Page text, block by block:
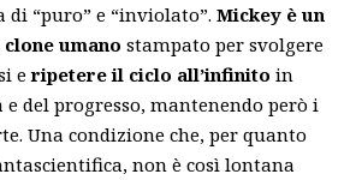
di “puro” e “inviolato”. Mickey è un
clone umano stampato per svolgere
eripetere il ciclo all’infinito in
e del progresso, mantenendo però i
Una condizione che, per quanto
non è così lontana